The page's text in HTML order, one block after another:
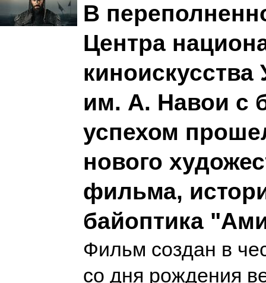
В
Центра
киноискусства
им. А. Навои с
успехом
нового
фильма,
байоптика
Фильм создан в
со дня рождения